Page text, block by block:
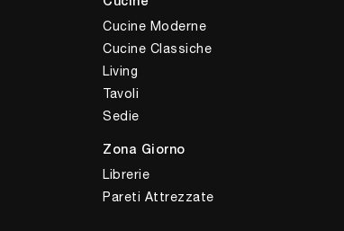
Cucine Moderne
Cucine Classiche
Living
Tavoli
Sedie
Zona Giorno
Librerie
Pareti Attrezzate